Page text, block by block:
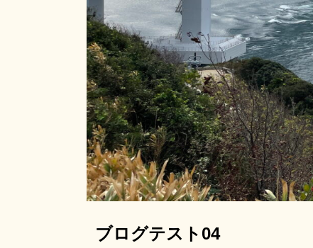
ブログテスト04